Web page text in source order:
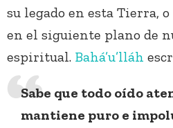
su legado en esta Tierra,
en el siguiente plano de
espiritual. Bahá’u’lláh
Sabe que todo oído
mantiene puro e